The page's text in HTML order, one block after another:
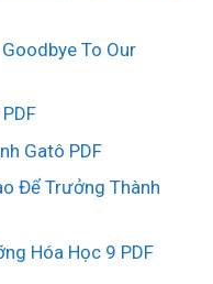
To Our
Gatô PDF
Để Trưởng Thành
Hóa Học 9 PDF